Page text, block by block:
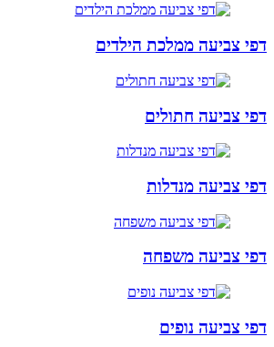
דפי צביעה ממלכת הילדים
דפי צביעה חתולים
דפי צביעה מנדלות
דפי צביעה משפחה
דפי צביעה נופים